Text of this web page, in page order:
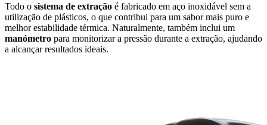
Todo o sistema de extração é fabricado em aço inoxidável sem a
utilização de plásticos, o que contribui para um sabor mais puro e
melhor estabilidade térmica. Naturalmente, também inclui um
manómetro para monitorizar a pressão durante a extração, ajudando
a alcançar resultados ideais.